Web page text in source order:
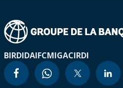
BIRDIDAIFCMIGACIRDI